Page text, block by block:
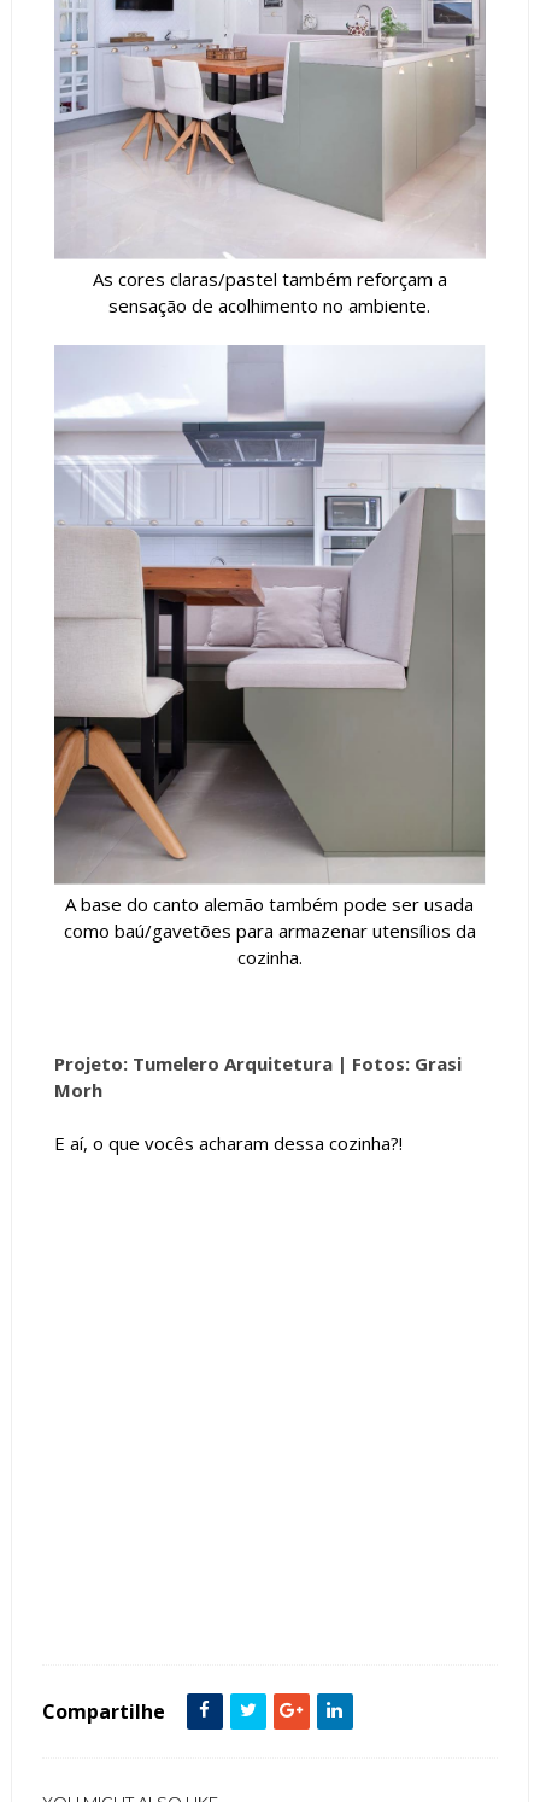
As cores claras/pastel também reforçam a
sensação de acolhimento no ambiente.
A base do canto alemão também pode ser usada
como baú/gavetões para armazenar utensílios da
cozinha.
Projeto: Tumelero Arquitetura | Fotos: Grasi
Morh
E aí, o que vocês acharam dessa cozinha?!
Compartilhe